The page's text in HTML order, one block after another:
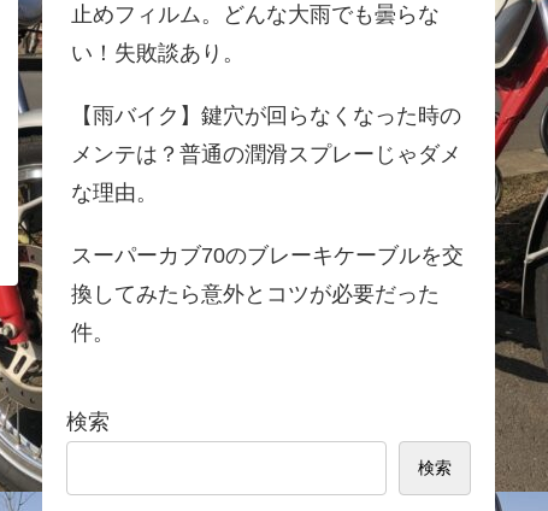
止めフィルム。どんな大雨でも曇らな
い！失敗談あり。
【雨バイク】鍵穴が回らなくなった時の
メンテは？普通の潤滑スプレーじゃダメ
な理由。
スーパーカブ70のブレーキケーブルを交
換してみたら意外とコツが必要だった
件。
検索
検索